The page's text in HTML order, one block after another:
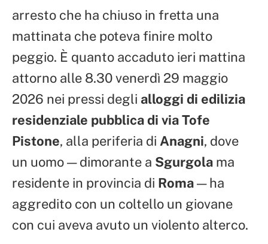
arresto che ha chiuso in fretta una
mattinata che poteva finire molto
peggio. È quanto accaduto ieri mattina
attorno alle 8.30 venerdì 29 maggio
2026 nei pressi degli alloggi di edilizia
residenziale pubblica di via Tofe
Pistone, alla periferia di Anagni, dove
un uomo — dimorante a Sgurgola ma
residente in provincia di Roma— ha
aggredito con un coltello un giovane
con cui aveva avuto un violento alterco.